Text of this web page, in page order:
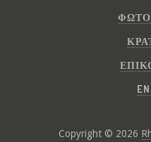
Copyright © 2026